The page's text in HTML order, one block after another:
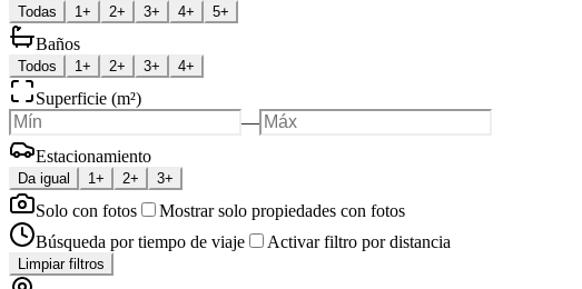
Todas 1+ 2+ 3+ 4+ 5+
Baños
Todos 1+ 2+ 3+ 4+
Superficie (m²)
—
Estacionamiento
Da igual 1+ 2+ 3+
Solo con fotos
Mostrar solo propiedades con fotos
Búsqueda por tiempo de viaje
Activar filtro por distancia
Limpiar filtros